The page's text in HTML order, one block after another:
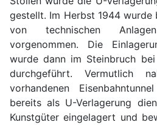
gestellt. Im Herbst 1944 wurde
von technischen
vorgenommen. Die
wurde dann im Steinbruch
durchgeführt. Vermutlich
vorhandenen
bereits als U-Verlagerung
Kunstgüter eingelagert und